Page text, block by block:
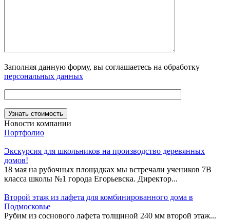
Заполняя данную форму, вы соглашаетесь на обработку
персональных данных
Новости компании
Портфолио
Экскурсия для школьников на производство деревянных
домов!
18 мая на рубочных площадках мы встречали учеников 7В
класса школы №1 города Егорьевска. Директор...
Второй этаж из лафета для комбинированного дома в
Подмосковье
Рубим из соснового лафета толщиной 240 мм второй этаж...